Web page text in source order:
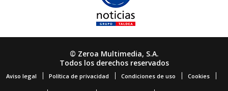
© Zeroa Multimedia, S.A.
Todos los derechos reservados
Aviso legal Política de privacidad Condiciones de uso Cookies